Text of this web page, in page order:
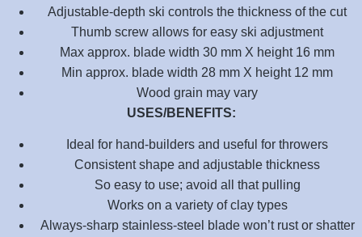
Adjustable-depth ski controls the thickness of the cut
Thumb screw allows for easy ski adjustment
Max approx. blade width 30 mm X height 16 mm
Min approx. blade width 28 mm X height 12 mm
Wood grain may vary
USES/BENEFITS:
Ideal for hand-builders and useful for throwers
Consistent shape and adjustable thickness
So easy to use; avoid all that pulling
Works on a variety of clay types
Always-sharp stainless-steel blade won’t rust or shatter